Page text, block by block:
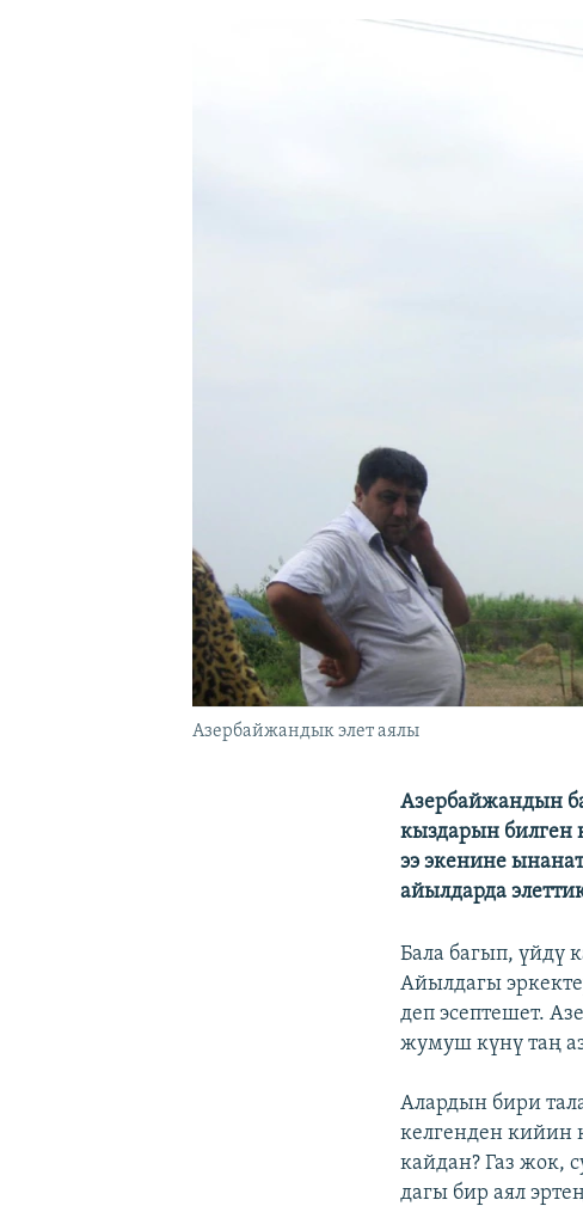
Азербайжандык элет аялы
Азербайжандын
кыздарын билген
ээ экенине
айылдарда
Бала багып, үйдү
Айылдагы
деп эсептешет.
жумуш күнү таң
Алардын бири
келгенден кийин
кайдан? Газ жок,
дагы бир аял